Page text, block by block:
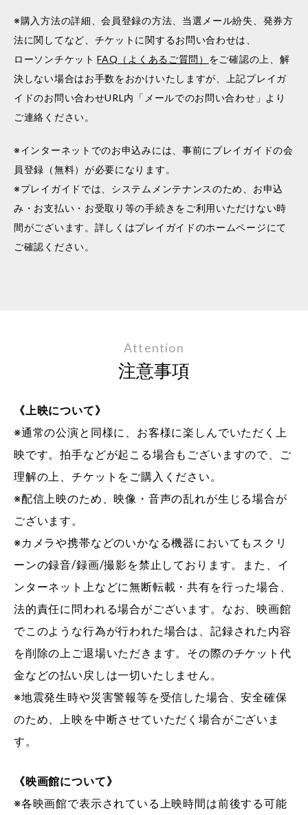
※購入方法の詳細、会員登録の方法、当選メール紛失、発券方
法に関してなど、チケットに関するお問い合わせは、
ローソンチケットFAQ（よくあるご質問） をご確認の上、解
決しない場合はお手数をおかけいたしますが、上記プレイガ
イドのお問い合わせURL内「メールでのお問い合わせ」より
ご連絡ください。
※インターネットでのお申込みには、事前にプレイガイドの会
員登録（無料）が必要になります。
※プレイガイドでは、システムメンテナンスのため、お申込
み・お支払い・お受取り等の手続きをご利用いただけない時
間がございます。詳しくはプレイガイドのホームページにて
ご確認ください。
Attention
注意事項
《上映について》
※通常の公演と同様に、お客様に楽しんでいただく上
映です。拍手などが起こる場合もございますので、ご
理解の上、チケットをご購入ください。
※配信上映のため、映像・音声の乱れが生じる場合が
ございます。
※カメラや携帯などのいかなる機器においてもスクリ
ーンの録音/録画/撮影を禁止しております。また、イ
ンターネット上などに無断転載・共有を行った場合、
法的責任に問われる場合がございます。なお、映画館
でこのような行為が行われた場合は、記録された内容
を削除の上ご退場いただきます。その際のチケット代
金などの払い戻しは一切いたしません。
※地震発生時や災害警報等を受信した場合、安全確保
のため、上映を中断させていただく場合がございま
す。
《映画館について》
※各映画館で表示されている上映時間は前後する可能